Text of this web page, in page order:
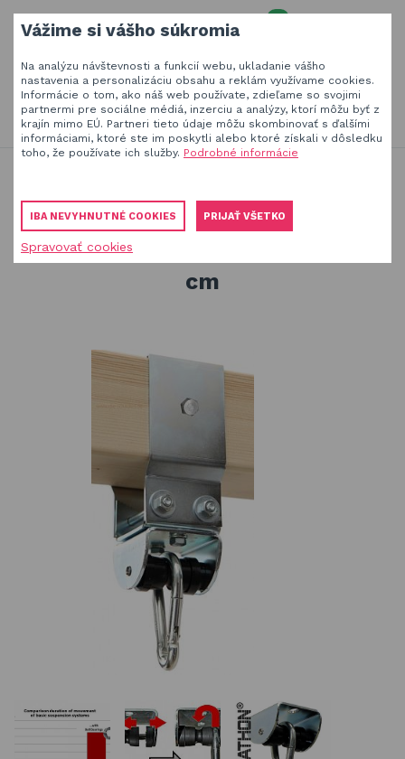
Váš e-mail
Vaše heslo
PŘIHLÁSIT
0
+420777 230 065
PO-PIA 8-18 hod.
Slnečníky a tieniaca technika
Drevené hračky
Stavebnice Qman
VŠETKO O NÁKUPE
KONTAKT
HĽADAŤ
Závesné systémy k hojdačkám
Záves Marathon® hranol 12x12 cm
Záves Marathon® hranol 12x12
cm
Vážime si vášho súkromia
Na analýzu návštevnosti a funkcií webu, ukladanie vášho
nastavenia a personalizáciu obsahu a reklám využívame cookies.
Informácie o tom, ako náš web používate, zdieľame so svojimi
partnermi pre sociálne médiá, inzerciu a analýzy, ktorí môžu byť z
krajín mimo EÚ. Partneri tieto údaje môžu skombinovať s ďalšími
informáciami, ktoré ste im poskytli alebo ktoré získali v dôsledku
toho, že používate ich služby. Podrobné informácie
IBA NEVYHNUTNÉ COOKIES PRIJAŤ VŠETKO
Spravovať cookies